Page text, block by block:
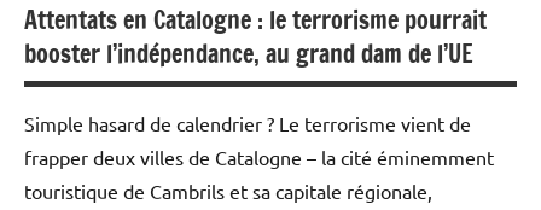
Attentats en Catalogne : le terrorisme pourrait
booster l’indépendance, au grand dam de l’UE
Simple hasard de calendrier ? Le terrorisme vient de
frapper deux villes de Catalogne – la cité éminemment
touristique de Cambrils et sa capitale régionale,